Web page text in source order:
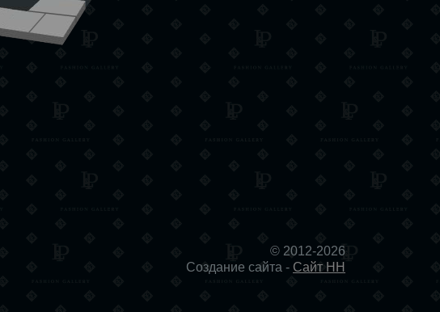
© 2012-2026
Создание сайта - Сайт НН